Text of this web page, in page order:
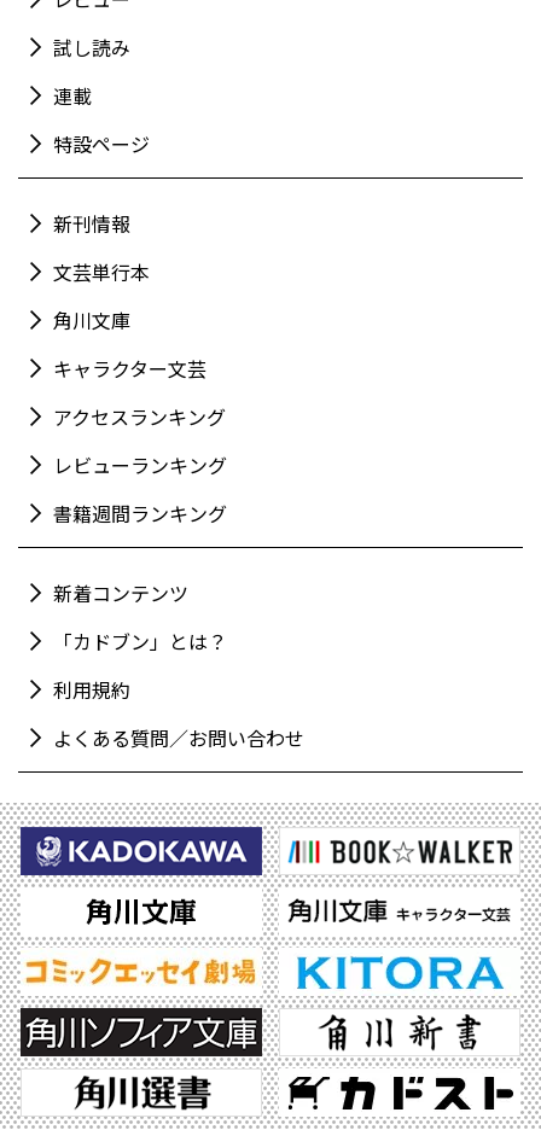
試し読み
連載
特設ページ
新刊情報
文芸単行本
角川文庫
キャラクター文芸
アクセスランキング
レビューランキング
書籍週間ランキング
新着コンテンツ
「カドブン」とは？
利用規約
よくある質問／お問い合わせ